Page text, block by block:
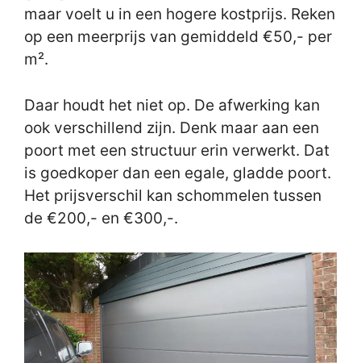
maar voelt u in een hogere kostprijs. Reken
op een meerprijs van gemiddeld €50,- per
m².
Daar houdt het niet op. De afwerking kan
ook verschillend zijn. Denk maar aan een
poort met een structuur erin verwerkt. Dat
is goedkoper dan een egale, gladde poort.
Het prijsverschil kan schommelen tussen
de €200,- en €300,-.